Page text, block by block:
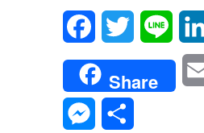
a
c
e
w
i
i
n
Share